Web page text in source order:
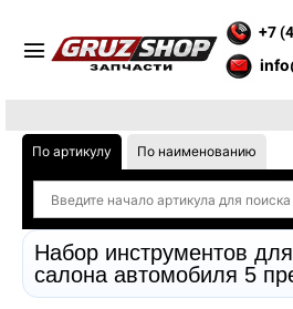
+7
По артикулу По наименованию
Набор инструментов
салона автомобиля 5